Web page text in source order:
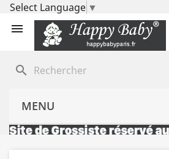
Select Language ▼

search
MENU